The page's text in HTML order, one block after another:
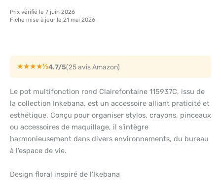
Prix vérifié le 7 juin 2026
Fiche mise à jour le 21 mai 2026
★★★★½4.7/5(25 avis Amazon)
Le pot multifonction rond Clairefontaine 115937C, issu de
la collection Inkebana, est un accessoire alliant praticité et
esthétique. Conçu pour organiser stylos, crayons, pinceaux
ou accessoires de maquillage, il s’intègre
harmonieusement dans divers environnements, du bureau
à l’espace de vie.
Design floral inspiré de l’Ikebana